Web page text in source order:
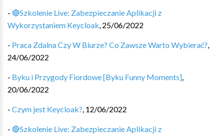
- 🔴Szkolenie Live: Zabezpieczanie Aplikacji z
Wykorzystaniem Keycloak, 25/06/2022
- Praca Zdalna Czy W Biurze? Co Zawsze Warto Wybierać?,
24/06/2022
- Byku i Przygody Fiordowe [Byku Funny Moments],
20/06/2022
- Czym jest Keycloak?, 12/06/2022
- 🔴Szkolenie Live: Zabezpieczanie Aplikacji z